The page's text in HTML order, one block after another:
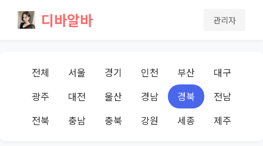
디바알바 관리자
전체 서울 경기 인천 부산
대구
광주
대전 울산 경남 경북
전남
전북
충남 충북 강원 세종 제주